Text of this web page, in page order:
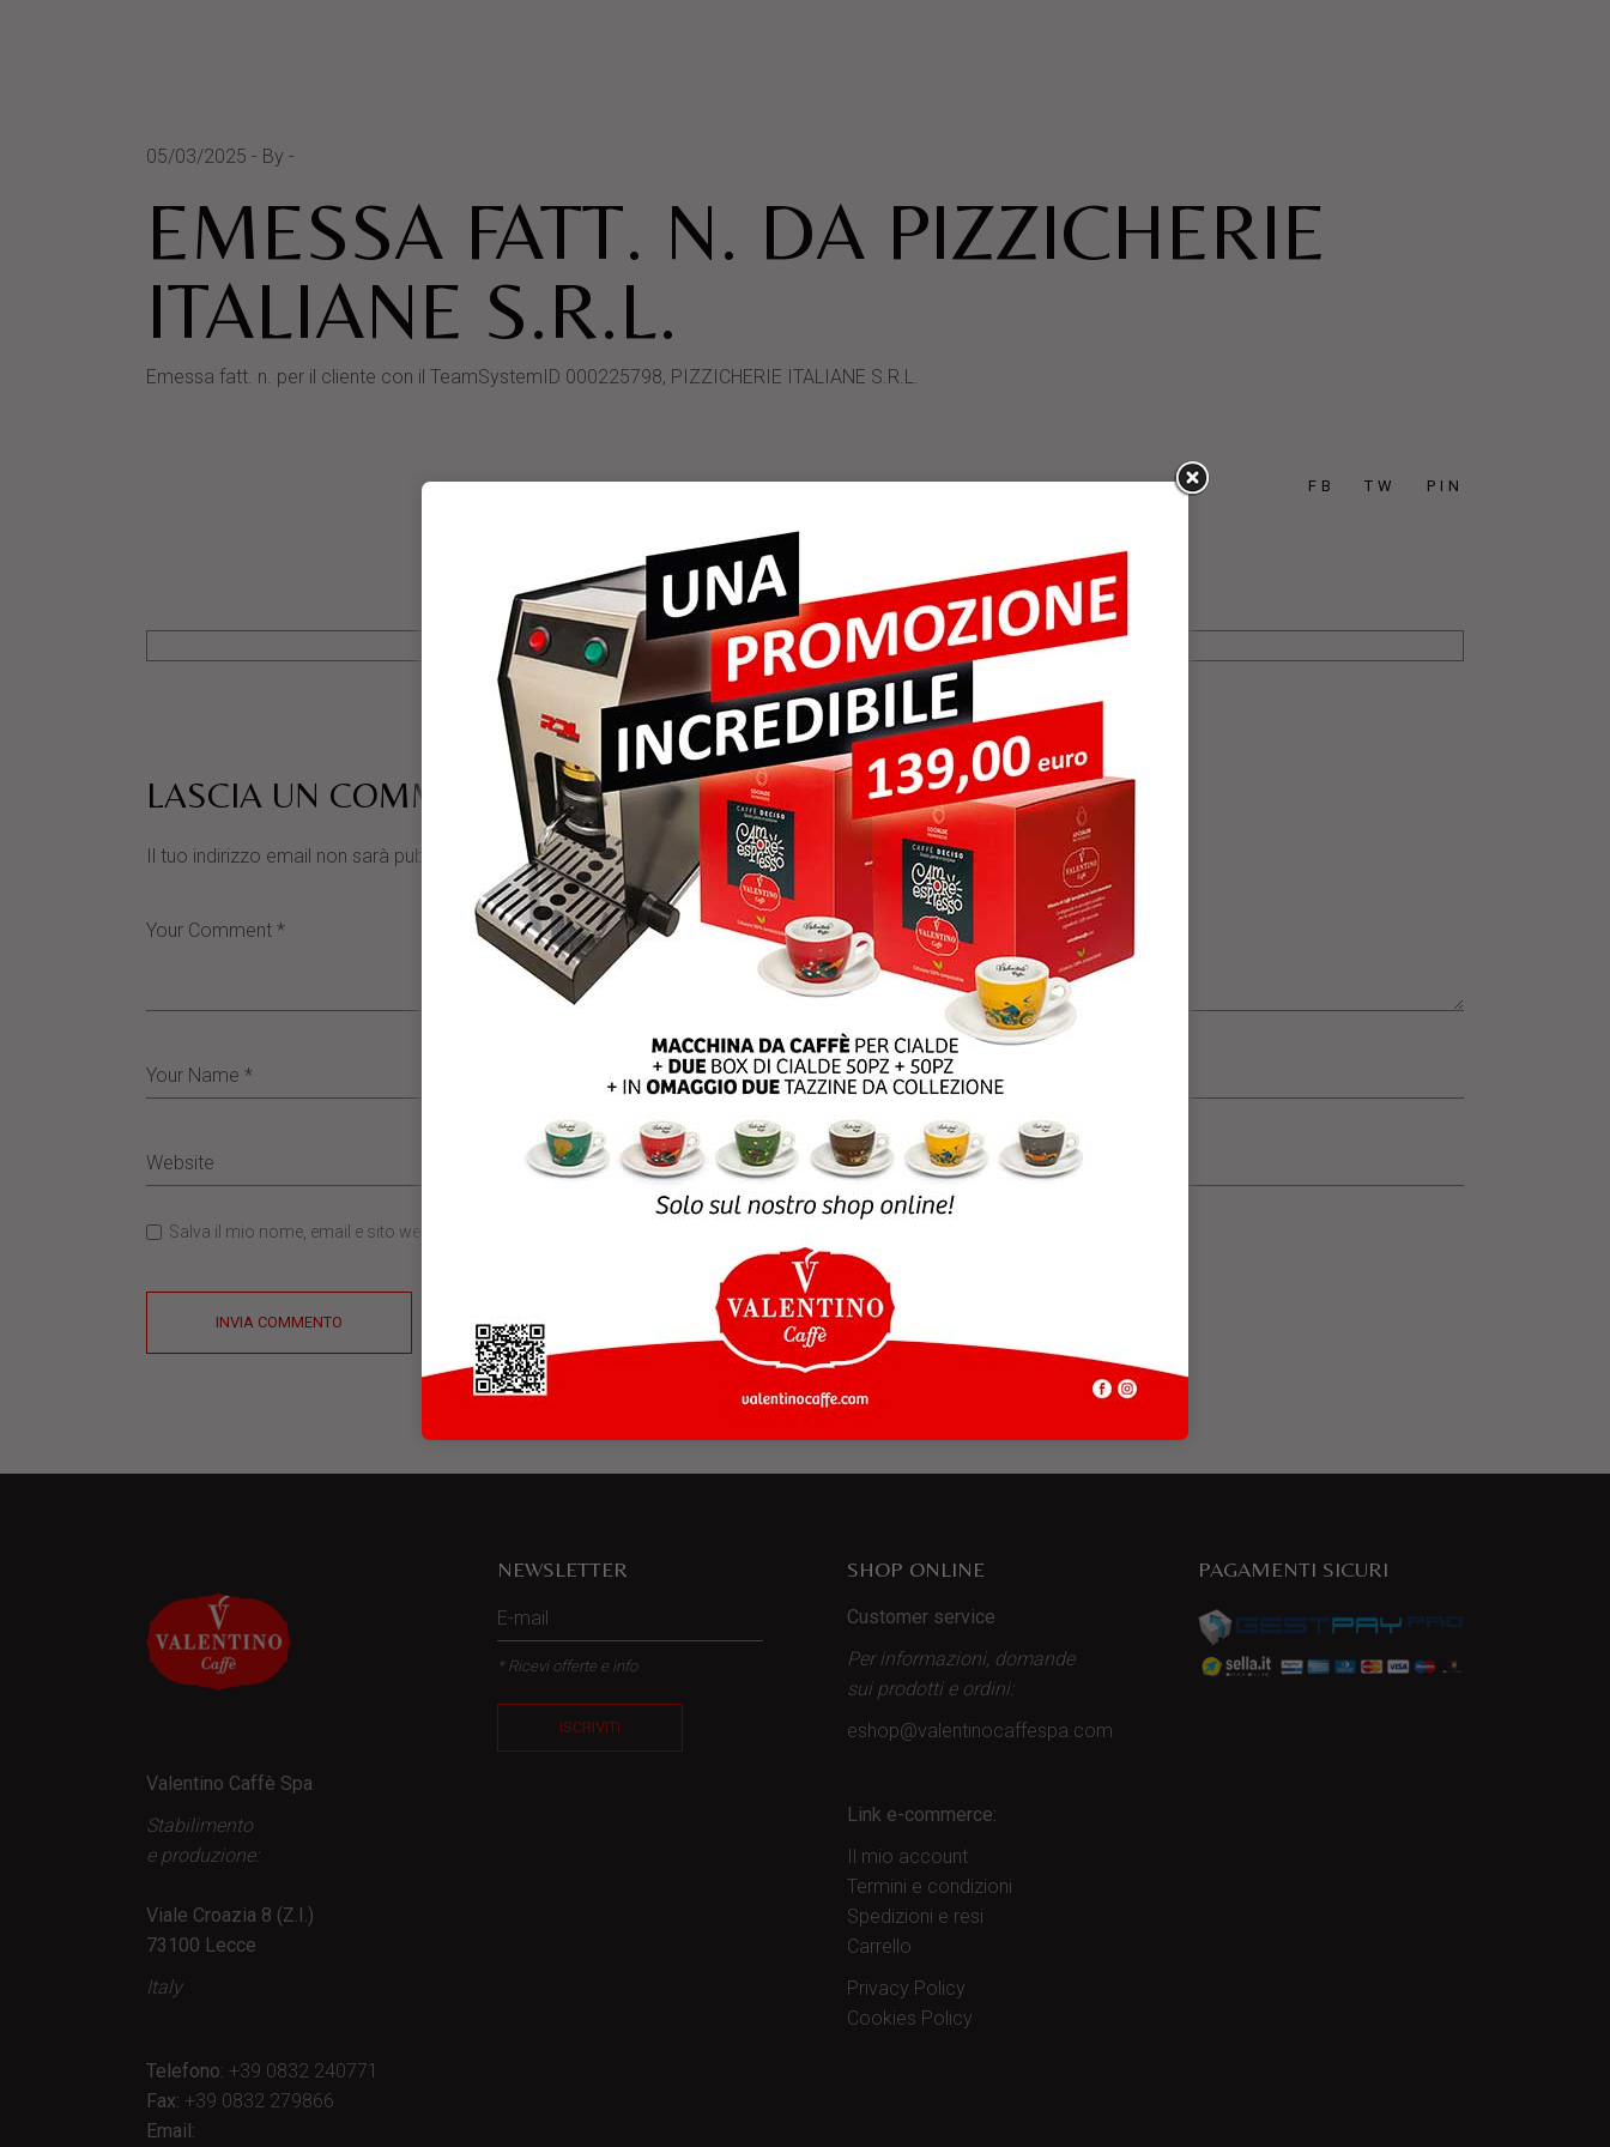
05/03/2025 By
EMESSA FATT. N. DA PIZZICHERIE
ITALIANE S.R.L.
Emessa fatt. n. per il cliente con il TeamSystemID 000225798, PIZZICHERIE ITALIANE S.R.L.
FB TW PIN
LASCIA UN COMMENTO
Il tuo indirizzo email non sarà pubblicato. I campi obbligatori sono contrassegnati
Salva il mio nome, email e sito web in questo browser per la prossima volta che commento.
INVIA COMMENTO
Valentino Caffè Spa
Stabilimento
e produzione:
Viale Croazia 8 (Z.I.)
73100 Lecce
Italy
Telefono: +39 0832 240771
Fax: +39 0832 279866
Email:
NEWSLETTER
* Ricevi offerte e info
ISCRIVITI
SHOP ONLINE
Customer service
Per informazioni, domande
sui prodotti e ordini:
eshop@valentinocaffespa.com
Link e-commerce:
Il mio account
Termini e condizioni
Spedizioni e resi
Carrello
Privacy Policy
Cookies Policy
PAGAMENTI SICURI